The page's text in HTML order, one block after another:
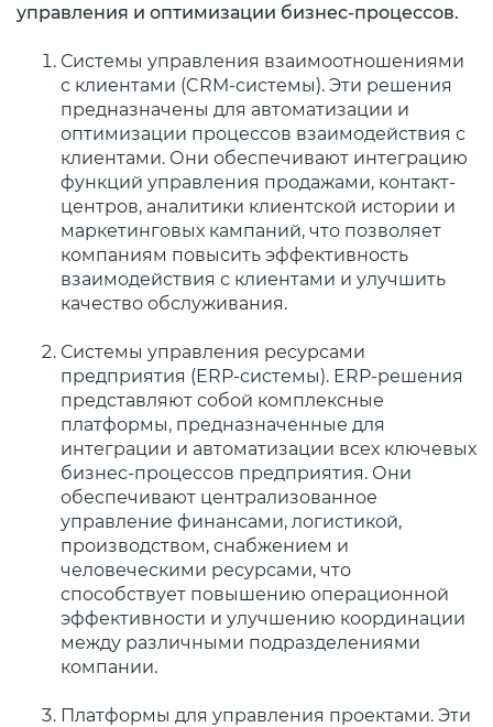
управления и оптимизации бизнес-процессов.
Системы управления взаимоотношениями
с клиентами (CRM-системы). Эти решения
предназначены для автоматизации и
оптимизации процессов взаимодействия с
клиентами. Они обеспечивают интеграцию
функций управления продажами, контакт-
центров, аналитики клиентской истории и
маркетинговых кампаний, что позволяет
компаниям повысить эффективность
взаимодействия с клиентами и улучшить
качество обслуживания.
Системы управления ресурсами
предприятия (ERP-системы). ERP-решения
представляют собой комплексные
платформы, предназначенные для
интеграции и автоматизации всех ключевых
бизнес-процессов предприятия. Они
обеспечивают централизованное
управление финансами, логистикой,
производством, снабжением и
человеческими ресурсами, что
способствует повышению операционной
эффективности и улучшению координации
между различными подразделениями
компании.
Платформы для управления проектами. Эти